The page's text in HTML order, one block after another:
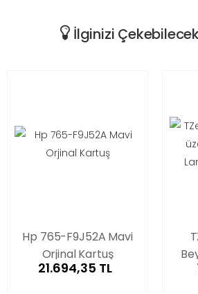
İlginizi
Hp 765-F9J52A Mavi
Orjinal Kartuş
21.694,35 TL